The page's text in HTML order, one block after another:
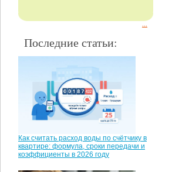
Последние статьи:
Как считать расход воды по счётчику в
квартире: формула, сроки передачи и
коэффициенты в 2026 году